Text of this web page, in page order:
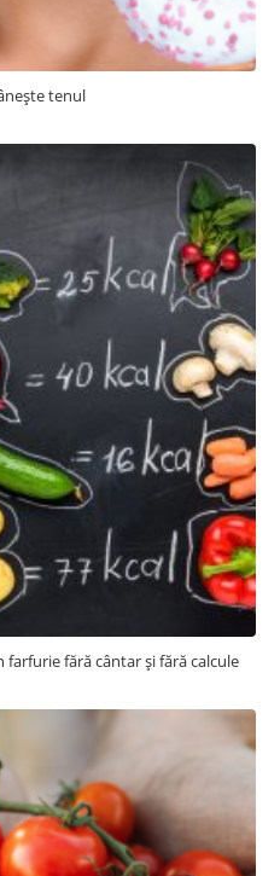
tenul
fără cântar și fără calcule